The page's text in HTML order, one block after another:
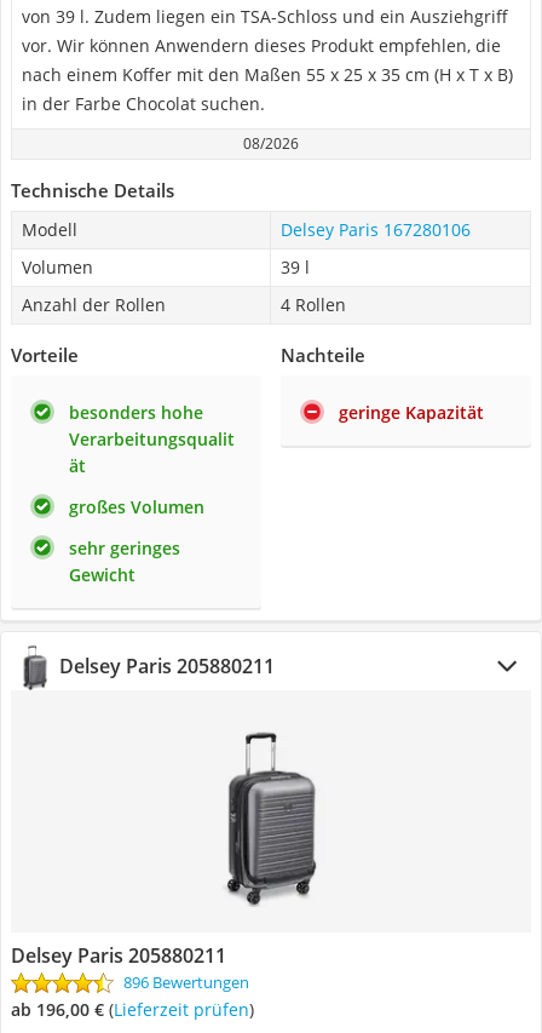
von 39 l. Zudem liegen ein TSA-Schloss und ein Ausziehgriff
vor. Wir können Anwendern dieses Produkt empfehlen, die
nach einem Koffer mit den Maßen 55 x 25 x 35 cm (H x T x B)
in der Farbe Chocolat suchen.
08/2026
Technische Details
Modell
Delsey Paris 167280106
Volumen
39 l
Anzahl der Rollen
4 Rollen
Vorteile
besonders hohe
Verarbeitungsqualit
ät
großes Volumen
sehr geringes
Gewicht
Nachteile
geringe Kapazität
Delsey Paris 205880211
Delsey Paris 205880211
896 Bewertungen
ab 196,00 € (Lieferzeit prüfen)